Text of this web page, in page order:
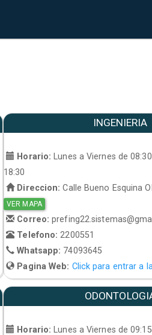
INGENIERIA
Horario:
Lunes a Viernes de
18:30
Direccion: Calle Bueno Esquina
VER MAPA
Correo:
Telefono: 2200551
Whatsapp: 74093645
Pagina Web: Click para entrar a
Horario:
Lunes a Viernes de